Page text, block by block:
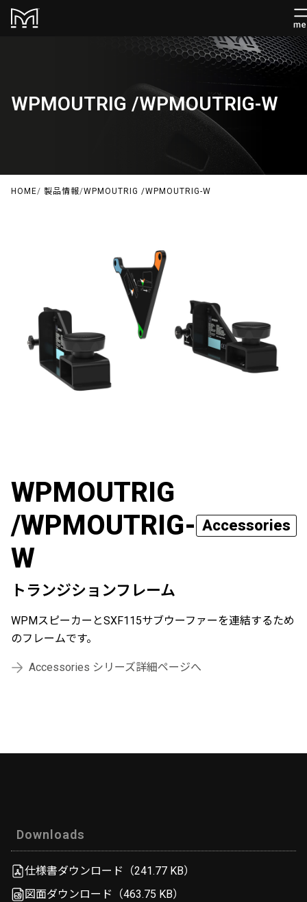
WPMOUTRIG /WPMOUTRIG-W
HOME/ 製品情報/WPMOUTRIG /WPMOUTRIG-W
WPMOUTRIG
/WPMOUTRIG-
W
Accessories
トランジションフレーム
WPMスピーカーとSXF115サブウーファーを連結するため
のフレームです。
Accessories シリーズ詳細ページへ
Downloads
仕様書ダウンロード（241.77 KB）
図面ダウンロード（463.75 KB）